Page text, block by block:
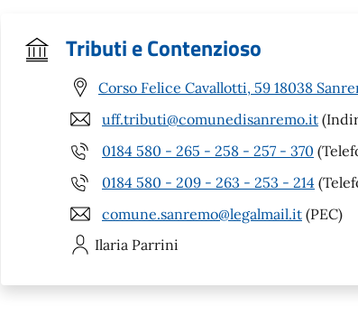
Tributi e Contenzioso
Corso Felice Cavallotti, 59 18038
uff.tributi@comunedisanremo.it
0184 580 - 265 - 258 - 257 - 370
0184 580 - 209 - 263 - 253 - 214
comune.sanremo@legalmail.it (PEC)
Ilaria Parrini